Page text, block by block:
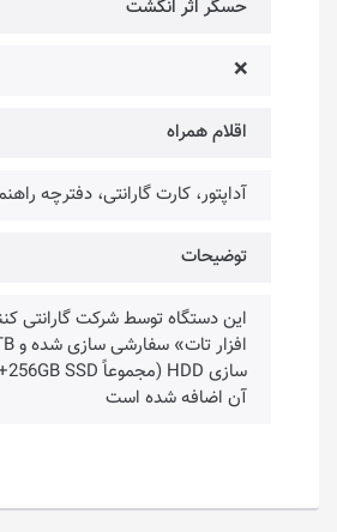
حسگر اثر انگشت
❌
اقلام همراه
آداپتور، کارت گارانتی، دفترچه
توضیحات
این دستگاه توسط شرکت گارانتی
آن اضافه شده است